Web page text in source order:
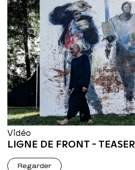
Vidéo
LIGNE DE FRONT - TEASER
Regarder